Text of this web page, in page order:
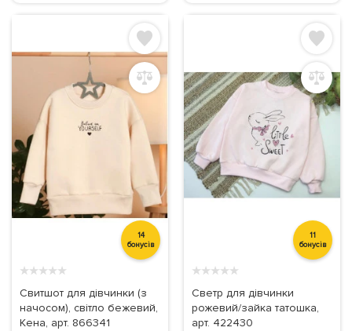
14
бонусів
★★★★★
Свитшот для дівчинки (з
начосом), світло бежевий,
Кена, арт. 866341
11
бонусів
★★★★★
Светр для дівчинки
рожевий/зайка татошка,
арт. 422430